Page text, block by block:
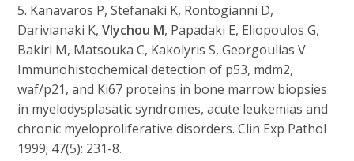
5. Kanavaros P, Stefanaki K, Rontogianni D,
Darivianaki K,Vlychou M, Papadaki E, Eliopoulos G,
Bakiri M, Matsouka C, Kakolyris S, Georgoulias V.
Immunohistochemical detection of p53, mdm2,
waf/p21, and Ki67 proteins in bone marrow biopsies
in myelodysplasatic syndromes, acute leukemias and
chronic myeloproliferative disorders. Clin Exp Pathol
1999; 47(5): 231-8.